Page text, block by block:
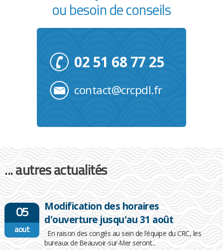
ou besoin de conseils
02 51 68 77 25
contact@crcpdl.fr
... autres actualités
05
aout
Modification des horaires
d'ouverture jusqu'au 31 août
En raison des congés au sein de l’équipe du CRC, les
bureaux de Beauvoir-sur-Mer seront...